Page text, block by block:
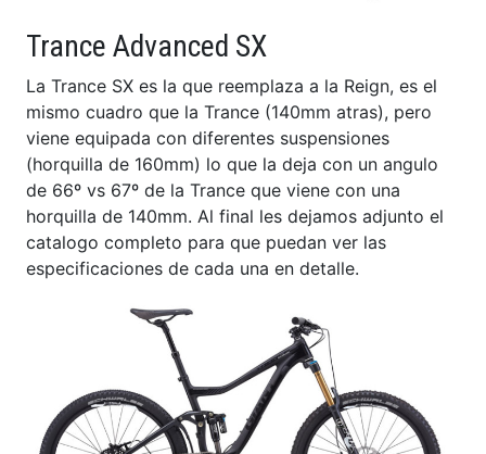
Trance Advanced SX
La Trance SX es la que reemplaza a la Reign, es el
mismo cuadro que la Trance (140mm atras), pero
viene equipada con diferentes suspensiones
(horquilla de 160mm) lo que la deja con un angulo
de 66º vs 67º de la Trance que viene con una
horquilla de 140mm. Al final les dejamos adjunto el
catalogo completo para que puedan ver las
especificaciones de cada una en detalle.